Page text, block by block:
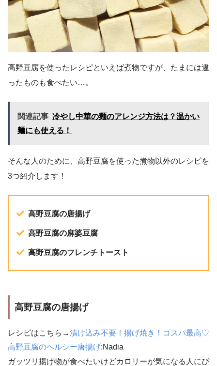
高野豆腐を使ったレシピといえば煮物ですが、たまには違
ったものも食べたい…。
関連記事 冷やし中華の麺のアレンジ方法は？温かい
麺にも使える！
そんな人のために、高野豆腐を使った煮物以外のレシピを
3つ紹介します！
高野豆腐の唐揚げ
高野豆腐の麻婆豆腐
高野豆腐のフレンチトースト
高野豆腐の唐揚げ
レシピはこちら→漬け込み不要！揚げ焼き！コスパ最高♡
高野豆腐のヘルシー唐揚げ:Nadia
ガッツリ揚げ物が食べたいけどカロリーが気になる人にぴ